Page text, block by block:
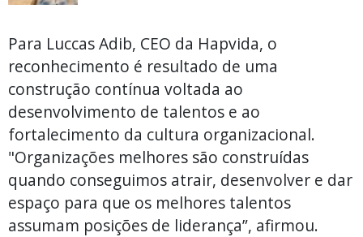
Para Luccas Adib, CEO da Hapvida, o
reconhecimento é resultado de uma
construção contínua voltada ao
desenvolvimento de talentos e ao
fortalecimento da cultura organizacional.
"Organizações melhores são construídas
quando conseguimos atrair, desenvolver e dar
espaço para que os melhores talentos
assumam posições de liderança”, afirmou.